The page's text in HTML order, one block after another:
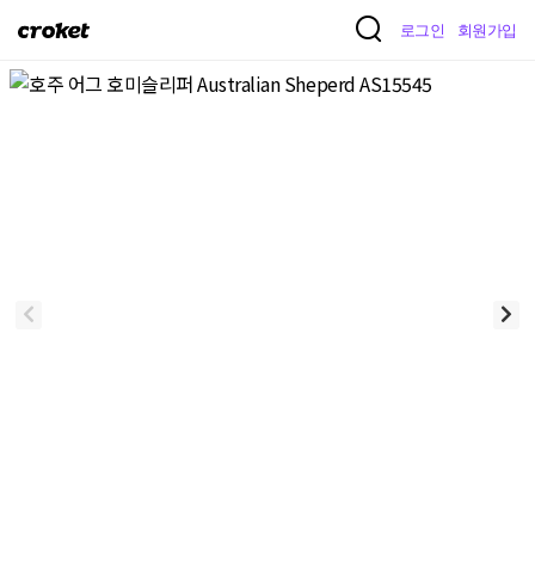
크
켓
로그인 회원가입